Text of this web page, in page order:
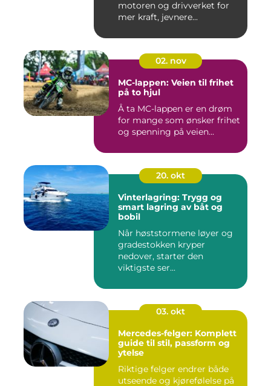
motoren og drivverket for
mer kraft, jevnere...
02. nov
MC-lappen: Veien til frihet
på to hjul
Å ta MC-lappen er en drøm
for mange som ønsker frihet
og spenning på veien...
20. okt
Vinterlagring: Trygg og
smart lagring av båt og
bobil
Når høststormene løyer og
gradestokken kryper
nedover, starter den
viktigste ser...
03. okt
Mercedes-felger: Komplett
guide til stil, passform og
ytelse
Riktige felger endrer både
utseende og kjørefølelse på